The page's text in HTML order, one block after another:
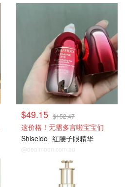
$49.15 $152.47
这价格！无需多言啦宝宝们
Shiseido 红腰子眼精华
@dealmoon.com.au